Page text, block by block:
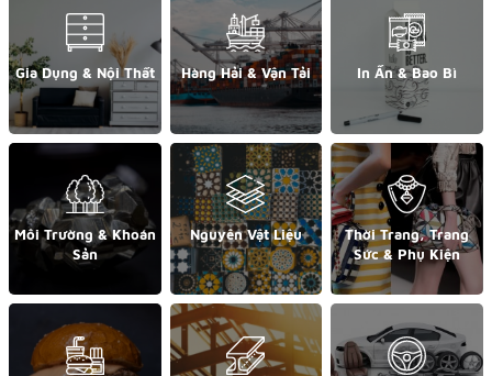
Gia Dụng & Nội Thất Hàng Hải & Vận Tải In Ấn & Bao Bì
Môi Trường & Khoán
Sản
Nguyên Vật Liệu
Thời Trang, Trang
Sức & Phụ Kiện